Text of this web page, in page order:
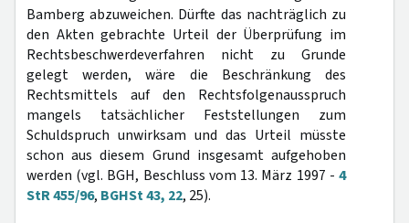
Bamberg abzuweichen. Dürfte das nachträglich zu
den Akten gebrachte Urteil der Überprüfung im
Rechtsbeschwerdeverfahren nicht zu Grunde
gelegt werden, wäre die Beschränkung des
Rechtsmittels auf den Rechtsfolgenausspruch
mangels tatsächlicher Feststellungen zum
Schuldspruch unwirksam und das Urteil müsste
schon aus diesem Grund insgesamt aufgehoben
werden (vgl. BGH, Beschluss vom 13. März 1997 - 4
StR 455/96, BGHSt 43, 22, 25).